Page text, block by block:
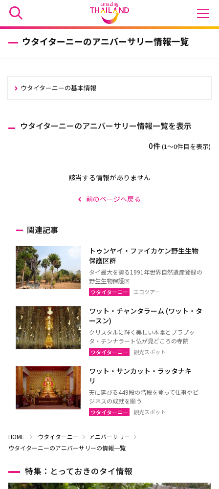
ウタイターニーのアニバーサリー情報一覧
ウタイターニーの基本情報
ウタイターニーのアニバーサリー情報一覧を表示
0件(1〜0件目を表示)
該当する情報がありません
前のページへ戻る
関連記事
トゥンヤイ・ファイカケン野生生物
保護区群
タイ最大を誇る1991年世界自然遺産登録の
野生生物保護区
ウタイターニー エコツアー
ワット・チャンタラーム (ワット・タ
ースン)
クリスタルに輝く美しい本堂とプラプッ
タ・チンナラート仏が見どころの寺院
ウタイターニー 観光スポット
ワット・サンカット・ラッタナキ
リ
天に延びる449段の階段を登って仕事やビ
ジネスの成就を願う
ウタイターニー 観光スポット
HOME ウタイターニー
アニバーサリー
ウタイターニーのアニバーサリーの情報一覧
特集：とっておきのタイ情報